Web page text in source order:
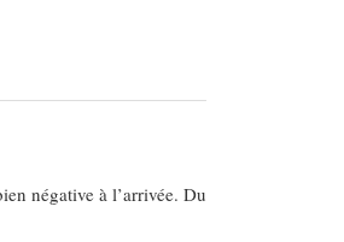
négative à l’arrivée. Du